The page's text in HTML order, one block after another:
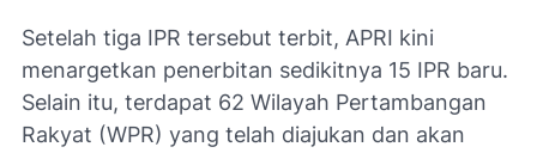
Setelah tiga IPR tersebut terbit, APRI kini
menargetkan penerbitan sedikitnya 15 IPR baru.
Selain itu, terdapat 62 Wilayah Pertambangan
Rakyat (WPR) yang telah diajukan dan akan